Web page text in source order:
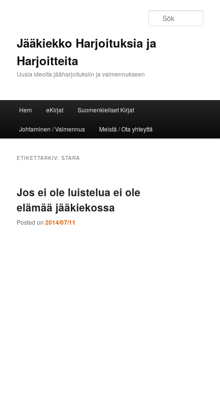
Jääkiekko Harjoituksia ja
Harjoitteita
Uusia ideoita jääharjoituksiin ja valmennukseen
Hoppa till huvudinnehåll
Hoppa till sekundärt innehåll
Hem eKirjat Suomenkieliset Kirjat
Johtaminen / Valmennus Meistä / Ota yhteyttä
ETIKETTARKIV:STARA
Jos ei ole luistelua ei ole
elämää jääkiekossa
Posted on2014/07/11